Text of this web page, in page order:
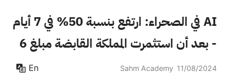
AI في الصحراء: ارتفع بنسبة 50% في 7 أيام
- بعد أن استثمرت المملكة القابضة مبلغ 6
مليار دولار في xAI.Sahm Academy 11/08/2024
En